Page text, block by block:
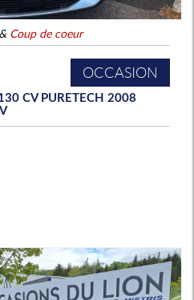
Coup de coeur
OCCASION
CV PURETECH 2008